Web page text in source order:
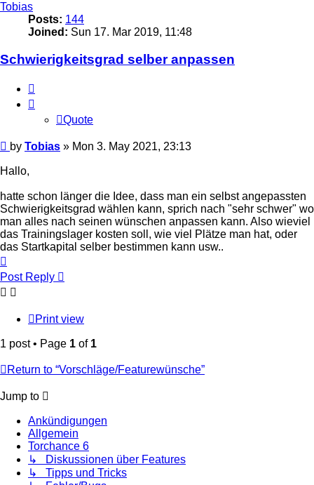
Tobias
Posts: 144
Joined: Sun 17. Mar 2019, 11:48
Schwierigkeitsgrad selber anpassen
Quote
Post
by Tobias » Mon 3. May 2021, 23:13
Hallo,
hatte schon länger die Idee, dass man ein selbst angepassten
Schwierigkeitsgrad wählen kann, sprich nach "sehr schwer" wo
man alles nach seinen wünschen anpassen kann. Also wieviel
das Trainingslager kosten soll, wie viel Plätze man hat, oder
das Startkapital selber bestimmen kann usw..
Post Reply
Print view
1 post • Page 1 of 1
Return to “Vorschläge/Featurewünsche”
Jump to
Ankündigungen
Allgemein
Torchance 6
↳ Diskussionen über Features
↳ Tipps und Tricks